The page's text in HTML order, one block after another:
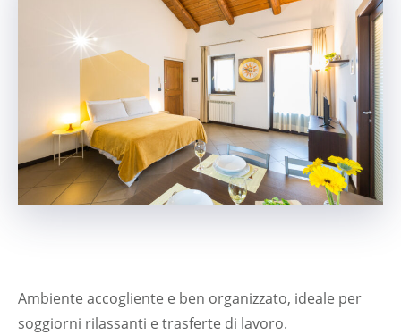
Ambiente accogliente e ben organizzato, ideale per
soggiorni rilassanti e trasferte di lavoro.